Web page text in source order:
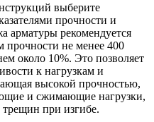
выберите
прочности и
арматуры рекомендуется
прочности не менее 400
около 10%. Это позволяет
к нагрузкам и
высокой прочностью,
и сжимающие нагрузки,
трещин при изгибе.